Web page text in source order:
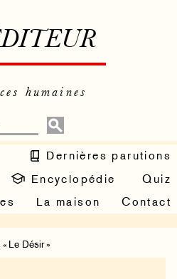
humaines
Dernières parutions
Encyclopédie
Quiz
La maison Contact
Le Désir »